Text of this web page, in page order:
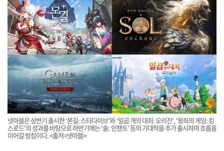
넷마블은 상반기 출시한 ‘몬길: 스타다이브’와 ‘일곱 개의 대죄: 오리진’, ‘왕좌의 게임: 킹
스로드’의 성과를 바탕으로 하반기에는 ‘솔: 인챈트’ 등의 기대작을 추가 출시하며 흐름을
이어갈 방침이다. <출처=넷마블>